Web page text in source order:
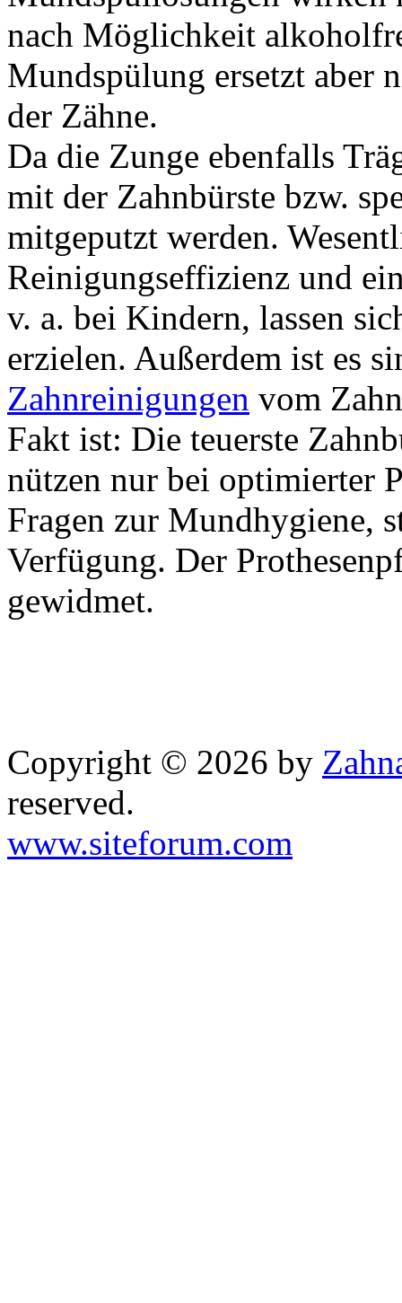
nach Möglichkeit
Mundspülung ersetzt aber
der Zähne.
Da die Zunge ebenfalls
mit der Zahnbürste bzw.
mitgeputzt werden.
Reinigungseffizienz und
v. a. bei Kindern, lassen
erzielen. Außerdem ist es
Zahnreinigungen vom
Fakt ist: Die teuerste
nützen nur bei optimierter
Fragen zur Mundhygiene,
Verfügung. Der
gewidmet.
Copyright © 2026 by
reserved.
www.siteforum.com